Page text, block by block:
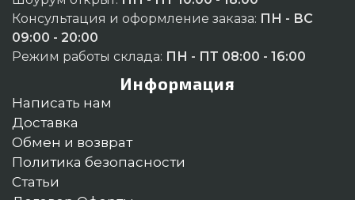
Консультация и оформление заказа: ПН - ВС
09:00 - 20:00
Режим работы склада: ПН - ПТ 08:00 - 16:00
Информация
Написать нам
Доставка
Обмен и возврат
Политика безопасности
Статьи